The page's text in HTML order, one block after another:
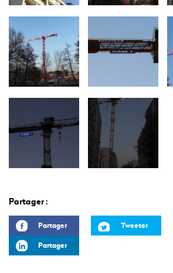
Partager :
Partager
Tweeter
Partager